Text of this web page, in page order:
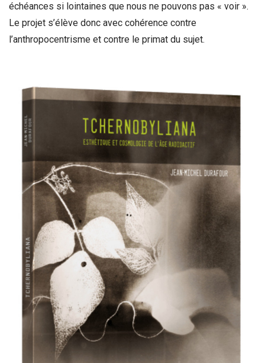
échéances si lointaines que nous ne pouvons pas « voir ».
Le projet s’élève donc avec cohérence contre
l’anthropocentrisme et contre le primat du sujet.